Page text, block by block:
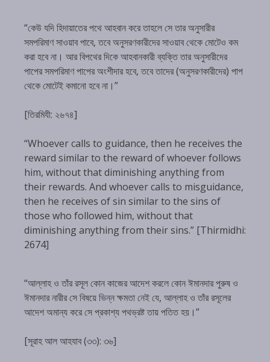
“কেউ যদি হিদায়াতের পথে আহবান করে তাহলে সে তার অনুসারীর
সমপরিমাণ সাওয়াব পাবে, তবে অনুসরণকারীদের সাওয়াব থেকে মোটেও কম
করা হবে না। আর বিপথের দিকে আহবানকারী ব্যক্তি তার অনুসারীদের
পাপের সমপরিমাণ পাপের অংশীদার হবে, তবে তাদের (অনুসরণকারীদের) পাপ
থেকে মোটেই কমানো হবে না।”
[তিরমিযী: ২৬৭৪]
“Whoever calls to guidance, then he receives the
reward similar to the reward of whoever follows
him, without that diminishing anything from
their rewards. And whoever calls to misguidance,
then he receives of sin similar to the sins of
those who followed him, without that
diminishing anything from their sins.” [Thirmidhi:
2674]
“আল্লাহ ও তাঁর রসূল কোন কাজের আদেশ করলে কোন ঈমানদার পুরুষ ও
ঈমানদার নারীর সে বিষয়ে ভিন্ন ক্ষমতা নেই যে, আল্লাহ ও তাঁর রসূলের
আদেশ অমান্য করে সে প্রকাশ্য পথভ্রষ্ট তায় পতিত হয়।”
[সূরাহ আল আহযাব (৩৩): ৩৬]